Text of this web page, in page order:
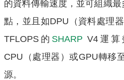
的資料傳輸速度，並可組織
點，並且如DPU（資料處理
TFLOPS的 SHARP V4運
CPU（處理器）或GPU轉移
源。